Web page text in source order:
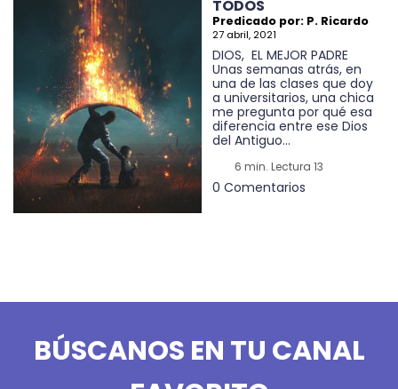
TODOS
Predicado por: P. Ricardo
27 abril, 2021
DIOS, EL MEJOR PADRE
Unas semanas atrás, en
una de las clases que doy
a universitarios, una chica
me pregunta por qué esa
diferencia entre ese Dios
del Antiguo...
6 min. Lectura 13
0 Comentarios
BÚSCANOS EN TU CANAL